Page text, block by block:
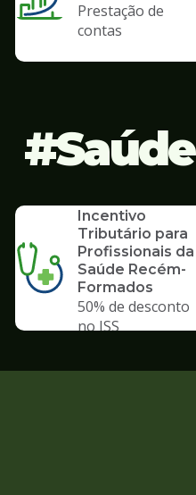
Prestação de
contas
Saúde
Incentivo
Tributário para
Profissionais da
Saúde Recém-
Formados
50% de desconto
no ISS